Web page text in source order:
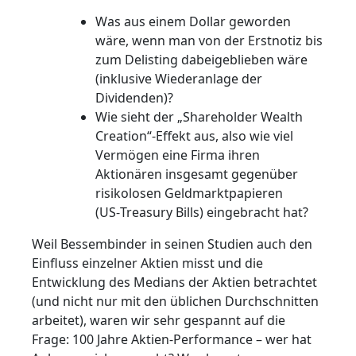
Was aus einem Dollar geworden
wäre, wenn man von der Erstnotiz bis
zum Delisting dabeigeblieben wäre
(inklusive Wiederanlage der
Dividenden)?
Wie sieht der „Shareholder Wealth
Creation“-Effekt aus, also wie viel
Vermögen eine Firma ihren
Aktionären insgesamt gegenüber
risikolosen Geldmarktpapieren
(US‑Treasury Bills) eingebracht hat?
Weil Bessembinder in seinen Studien auch den
Einfluss einzelner Aktien misst und die
Entwicklung des Medians der Aktien betrachtet
(und nicht nur mit den üblichen Durchschnitten
arbeitet), waren wir sehr gespannt auf die
Frage: 100 Jahre Aktien‑Performance – wer hat